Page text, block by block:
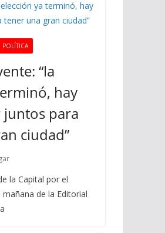
POLÍTICA
“la
hay
para
ciudad”
la Capital por el
de la Editorial